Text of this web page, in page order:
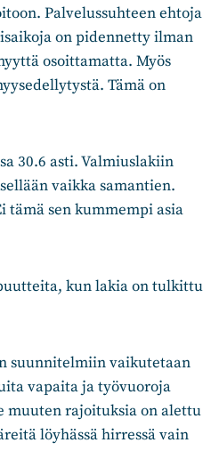
Palvelussuhteen ehtoja
on pidennetty ilman
osoittamatta. Myös
Tämä on
30.6 asti. Valmiuslakiin
vaikka samantien.
tämä sen kummempi asia
kun lakia on tulkittu
suunnitelmiin vaikutetaan
vapaita ja työvuoroja
muuten rajoituksia on alettu
löyhässä hirressä vain